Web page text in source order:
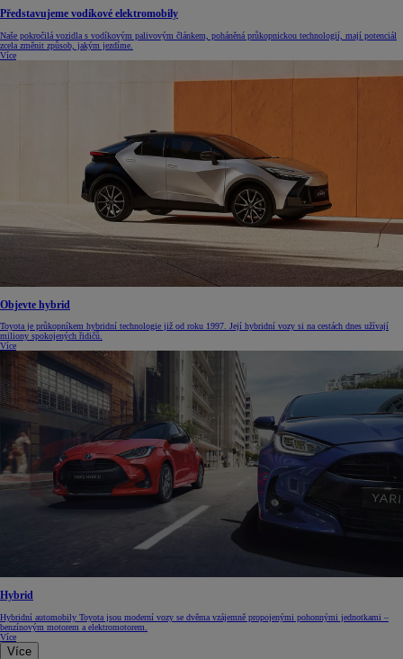
Představujeme vodíkové elektromobily
Naše pokročilá vozidla s vodíkovým palivovým článkem, poháněná průkopnickou technologií, mají potenciál
zcela změnit způsob, jakým jezdíme.
Více
Objevte hybrid
Toyota je průkopníkem hybridní technologie již od roku 1997. Její hybridní vozy si na cestách dnes užívají
miliony spokojených řidičů.
Více
Hybrid
Hybridní automobily Toyota jsou moderní vozy se dvěma vzájemně propojenými pohonnými jednotkami –
benzínovým motorem a elektromotorem.
Více
Více